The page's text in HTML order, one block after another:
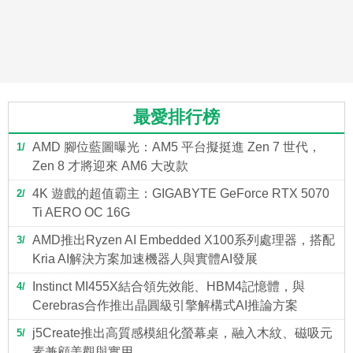
最愛排行榜
1
AMD 腳位藍圖曝光：AM5 平台擬挺進 Zen 7 世代，
Zen 8 才將迎來 AM6 大改款
2
4K 遊戲的超值霸主：GIGABYTE GeForce RTX 5070
Ti AERO OC 16G
3
AMD推出Ryzen AI Embedded X100系列處理器，搭配
Kria AI解決方案加速機器人與實體AI發展
4
Instinct MI455X結合領先效能、HBM4記憶體，與
Cerebras合作推出晶圓級引擎解構式AI推論方案
5
j5Create推出高質感模組化螢幕桌，融入木紋、磁吸元